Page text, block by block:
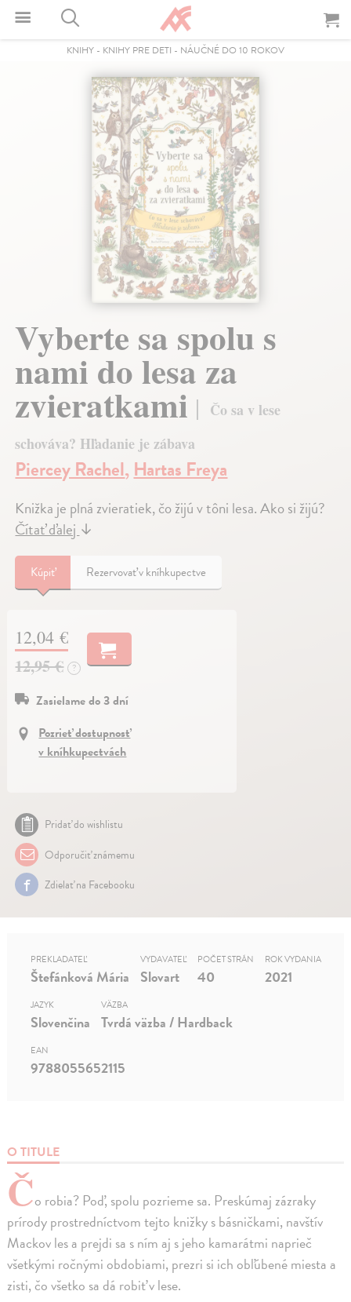
KNIHY - KNIHY PRE DETI - NÁUČNÉ DO 10 ROKOV
Vyberte sa spolu s
nami do lesa za
zvieratkami
Čo sa v lese
schováva? Hľadanie je zábava
Piercey Rachel,Hartas Freya
Knižka je plná zvieratiek, čo žijú v tôni lesa. Ako si žijú?
Čítať ďalej↓
Kúpiť Rezervovať v kníhkupectve
12,04 €
12,95 €
?
Zasielame do 3 dní
Pozrieť dostupnosť
v kníhkupectvách
Pridať do wishlistu
Odporučiť známemu
Zdielať na Facebooku
O TITULE
Čo robia? Poď, spolu pozrieme sa. Preskúmaj zázraky
prírody prostredníctvom tejto knižky s básničkami, navštív
Mackov les a prejdi sa s ním aj s jeho kamarátmi naprieč
všetkými ročnými obdobiami, prezri si ich obľúbené miesta a
zisti, čo všetko sa dá robiť v lese.
PREKLADATEĽ
Štefánková Mária
VYDAVATEĽ
Slovart
POČET STRÁN
40
ROK VYDANIA
2021
JAZYK
Slovenčina
VÄZBA
Tvrdá väzba / Hardback
EAN
9788055652115